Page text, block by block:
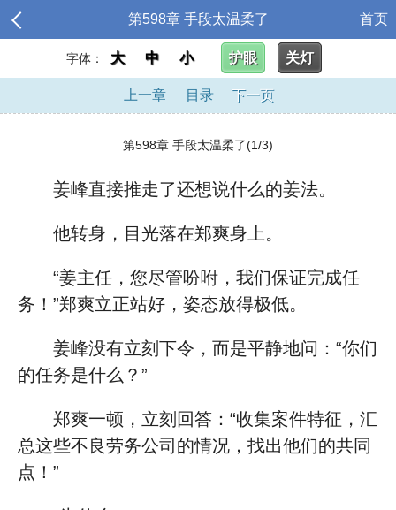
第598章 手段太温柔了 首页
字体： 大 中 小 护眼 关灯
上一章 目录 下一页
第598章 手段太温柔了(1/3)
姜峰直接推走了还想说什么的姜法。
他转身，目光落在郑爽身上。
“姜主任，您尽管吩咐，我们保证完成任
务！”郑爽立正站好，姿态放得极低。
姜峰没有立刻下令，而是平静地问：“你们
的任务是什么？”
郑爽一顿，立刻回答：“收集案件特征，汇
总这些不良劳务公司的情况，找出他们的共同
点！”